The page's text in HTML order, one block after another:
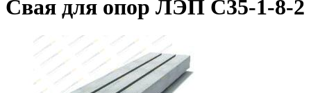
Свая для опор ЛЭП С35-1-8-2